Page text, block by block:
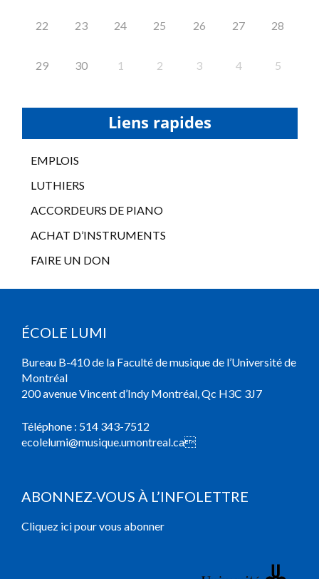
22 23 24 25 26 27 28
29 30 1 2 3 4 5
Liens rapides
EMPLOIS
LUTHIERS
ACCORDEURS DE PIANO
ACHAT D’INSTRUMENTS
FAIRE UN DON
ÉCOLE LUMI
Bureau B-410 de la Faculté de musique de l’Université de
Montréal
200 avenue Vincent d’Indy Montréal, Qc H3C 3J7
Téléphone : 514 343-7512
ecolelumi@musique.umontreal.ca
ABONNEZ-VOUS À L’INFOLETTRE
Cliquez ici pour vous abonner